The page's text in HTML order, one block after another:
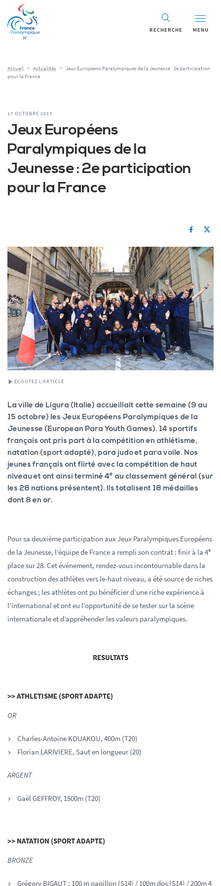
RECHERCHE MENU
Accueil > Actualités > Jeux Européens Paralympiques de la Jeunesse : 2e participation
pour la France
17 OCTOBRE 2017
Jeux Européens
Paralympiques de la
Jeunesse : 2e participation
pour la France
ÉCOUTEZ L'ARTICLE
La ville de Ligura (Italie) accueillait cette semaine (9 au
15 octobre) les Jeux Européens Paralympiques de la
Jeunesse (European Para Youth Games). 14 sportifs
français ont pris part à la compétition en athlétisme,
natation (sport adapté), para judo et para voile. Nos
jeunes français ont flirté avec la compétition de haut
niveau et ont ainsi terminé 4e au classement général (sur
les 28 nations présentent). Ils totalisent 18 médailles
dont 8 en or.
Pour sa deuxième participation aux Jeux Paralympiques Européens
de la Jeunesse, l’équipe de France a rempli son contrat : finir à la 4e
place sur 28. Cet événement, rendez-vous incontournable dans la
construction des athlètes vers le-haut niveau, a été source de riches
échanges ; les athlètes ont pu bénéficier d’une riche expérience à
l’international et ont eu l’opportunité de se tester sur la scène
internationale et d’appréhender les valeurs paralympiques.
RESULTATS
>> ATHLETISME (SPORT ADAPTE)
OR
Charles-Antoine KOUAKOU, 400m (T20)
Florian LARIVIERE, Saut en longueur (20)
ARGENT
Gaël GEFFROY, 1500m (T20)
>> NATATION (SPORT ADAPTE)
BRONZE
Grégory BIGAUT : 100 m papillon (S14) / 100m dos (S14) / 200m 4